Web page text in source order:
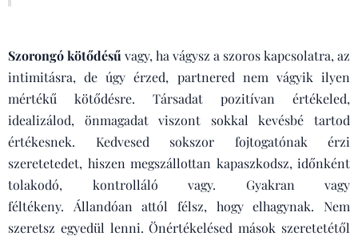
Szorongó kötődésű vagy, ha vágysz a szoros kapcsolatra, az
intimitásra, de úgy érzed, partnered nem vágyik ilyen
mértékű kötődésre. Társadat pozitívan értékeled,
idealizálod, önmagadat viszont sokkal kevésbé tartod
értékesnek. Kedvesed sokszor fojtogatónak érzi
szeretetedet, hiszen megszállottan kapaszkodsz, időnként
tolakodó, kontrolláló vagy. Gyakran vagy
féltékeny. Állandóan attól félsz, hogy elhagynak. Nem
szeretsz egyedül lenni. Önértékelésed mások szeretetétől